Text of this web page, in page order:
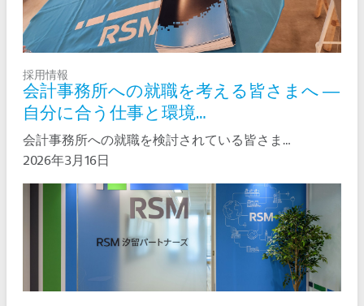
採用情報
会計事務所への就職を考える皆さまへ ―
自分に合う仕事と環境…
会計事務所への就職を検討されている皆さま…
2026年3月16日